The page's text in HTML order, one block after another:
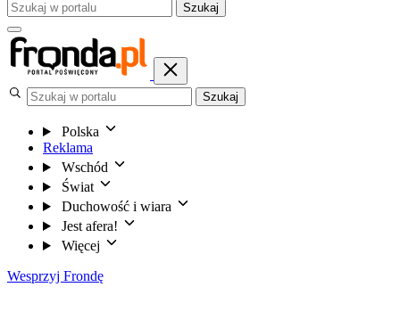
Szukaj
Szukaj
Polska
Reklama
Wschód
Świat
Duchowość i wiara
Jest afera!
Więcej
Wesprzyj Frondę